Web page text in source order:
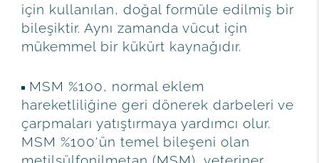
için kullanılan, doğal formüle edilmiş bir
bileşiktir. Aynı zamanda vücut için
mükemmel bir kükürt kaynağıdır.
MSM %100, normal eklem
hareketliliğine geri dönerek darbeleri ve
çarpmaları yatıştırmaya yardımcı olur.
MSM %100'ün temel bileşeni olan